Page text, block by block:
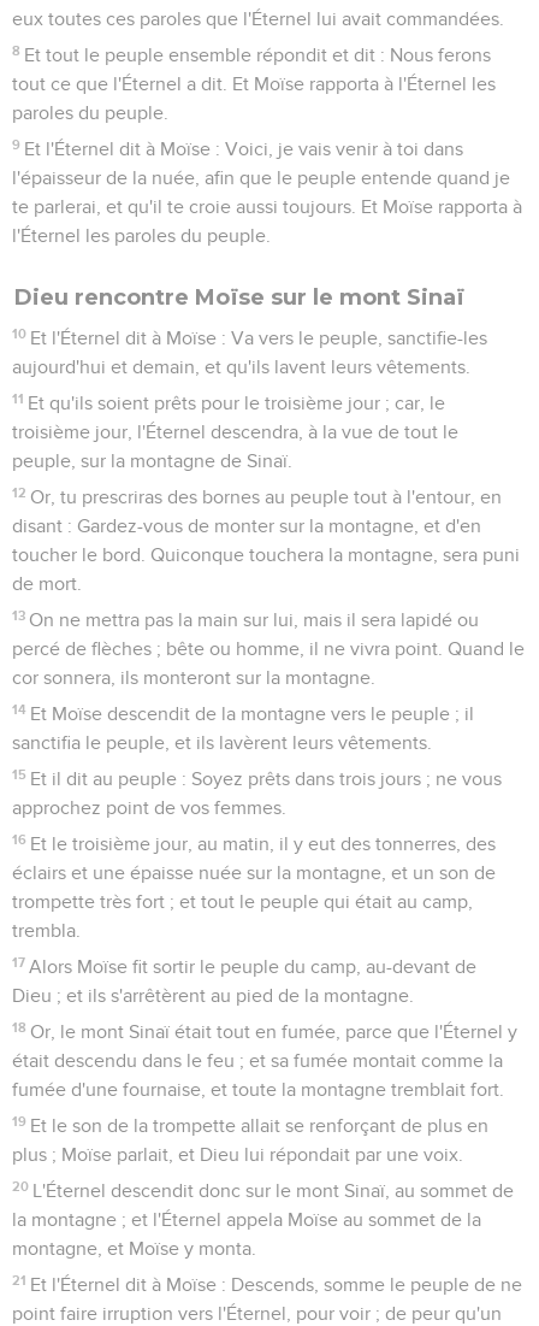
eux toutes ces paroles que l'Éternel lui avait commandées.
8 Et tout le peuple ensemble répondit et dit : Nous ferons
tout ce que l'Éternel a dit. Et Moïse rapporta à l'Éternel les
paroles du peuple.
9 Et l'Éternel dit à Moïse : Voici, je vais venir à toi dans
l'épaisseur de la nuée, afin que le peuple entende quand je
te parlerai, et qu'il te croie aussi toujours. Et Moïse rapporta à
l'Éternel les paroles du peuple.
Dieu rencontre Moïse sur le mont Sinaï
10 Et l'Éternel dit à Moïse : Va vers le peuple, sanctifie-les
aujourd'hui et demain, et qu'ils lavent leurs vêtements.
11 Et qu'ils soient prêts pour le troisième jour ; car, le
troisième jour, l'Éternel descendra, à la vue de tout le
peuple, sur la montagne de Sinaï.
12 Or, tu prescriras des bornes au peuple tout à l'entour, en
disant : Gardez-vous de monter sur la montagne, et d'en
toucher le bord. Quiconque touchera la montagne, sera puni
de mort.
13 On ne mettra pas la main sur lui, mais il sera lapidé ou
percé de flèches ; bête ou homme, il ne vivra point. Quand le
cor sonnera, ils monteront sur la montagne.
14 Et Moïse descendit de la montagne vers le peuple ; il
sanctifia le peuple, et ils lavèrent leurs vêtements.
15 Et il dit au peuple : Soyez prêts dans trois jours ; ne vous
approchez point de vos femmes.
16 Et le troisième jour, au matin, il y eut des tonnerres, des
éclairs et une épaisse nuée sur la montagne, et un son de
trompette très fort ; et tout le peuple qui était au camp,
trembla.
17 Alors Moïse fit sortir le peuple du camp, au-devant de
Dieu ; et ils s'arrêtèrent au pied de la montagne.
18 Or, le mont Sinaï était tout en fumée, parce que l'Éternel y
était descendu dans le feu ; et sa fumée montait comme la
fumée d'une fournaise, et toute la montagne tremblait fort.
19 Et le son de la trompette allait se renforçant de plus en
plus ; Moïse parlait, et Dieu lui répondait par une voix.
20 L'Éternel descendit donc sur le mont Sinaï, au sommet de
la montagne ; et l'Éternel appela Moïse au sommet de la
montagne, et Moïse y monta.
21 Et l'Éternel dit à Moïse : Descends, somme le peuple de ne
point faire irruption vers l'Éternel, pour voir ; de peur qu'un